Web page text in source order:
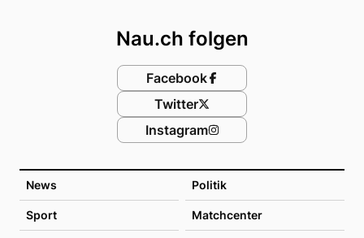
News Politik
Sport Matchcenter
Nau.ch folgen
Facebook
Twitter
Instagram